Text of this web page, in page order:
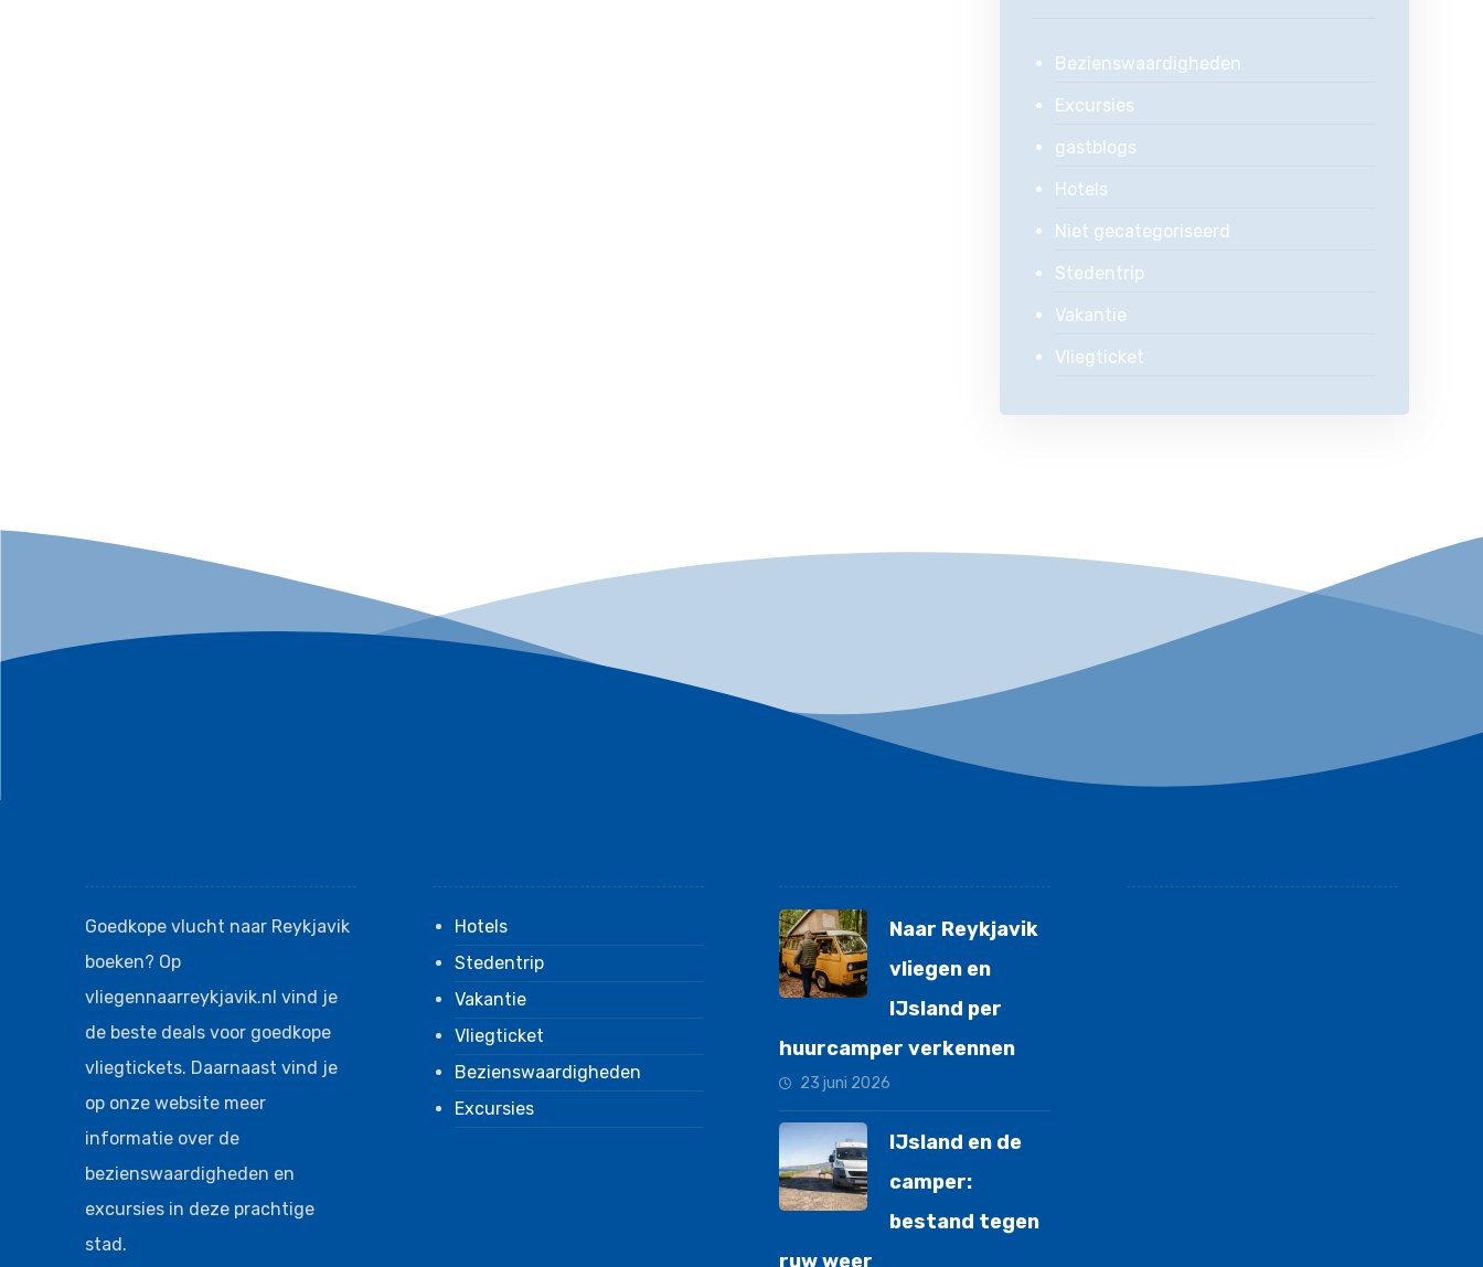
Bezienswaardigheden
Excursies
gastblogs
Hotels
Niet gecategoriseerd
Stedentrip
Vakantie
Vliegticket
Goedkope vlucht naar Reykjavik
boeken? Op
vliegennaarreykjavik.nl vind je
de beste deals voor goedkope
vliegtickets. Daarnaast vind je
op onze website meer
informatie over de
bezienswaardigheden en
excursies in deze prachtige
stad.
Hotels
Stedentrip
Vakantie
Vliegticket
Bezienswaardigheden
Excursies
Naar Reykjavik
vliegen en
IJsland per
huurcamper verkennen
23 juni 2026
IJsland en de
camper:
bestand tegen
ruw weer